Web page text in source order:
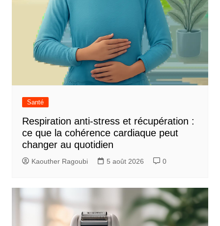
Santé
Respiration anti-stress et récupération :
ce que la cohérence cardiaque peut
changer au quotidien
Kaouther Ragoubi 5 août 2026 0